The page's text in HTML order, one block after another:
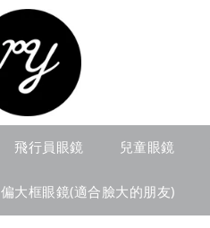
飛行員眼鏡 兒童眼鏡
偏大框眼鏡(適合臉大的朋友)